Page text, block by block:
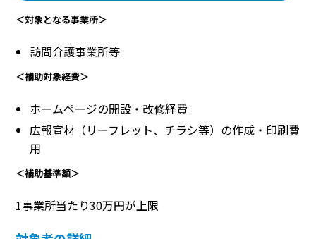
＜対象となる事業所＞
訪問介護事業所等
＜補助対象経費＞
ホームページの開設・改修経費
広報宣材（リーフレット、チラシ等）の作成・印刷費
用
＜補助基準額＞
1事業所当たり30万円が上限